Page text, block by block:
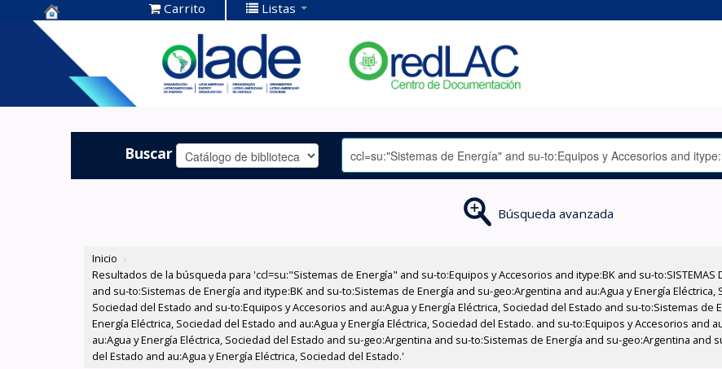
Centro de
Documentación
OLADE -
Carrito Listas
Buscar
Búsqueda avanzada
Inicio ›
Resultados de la búsqueda para 'ccl=su:"Sistemas de Energía" and su-to:Equipos y Accesorios and itype:BK and su-to:SISTEMAS
and su-to:Sistemas de Energía and itype:BK and su-to:Sistemas de Energía and su-geo:Argentina and au:Agua y Energía Eléctrica,
Sociedad del Estado and su-to:Equipos y Accesorios and au:Agua y Energía Eléctrica, Sociedad del Estado and su-to:Sistemas
Energía Eléctrica, Sociedad del Estado and au:Agua y Energía Eléctrica, Sociedad del Estado. and su-to:Equipos y Accesorios and
au:Agua y Energía Eléctrica, Sociedad del Estado and su-geo:Argentina and su-to:Sistemas de Energía and su-geo:Argentina and
del Estado and au:Agua y Energía Eléctrica, Sociedad del Estado.'